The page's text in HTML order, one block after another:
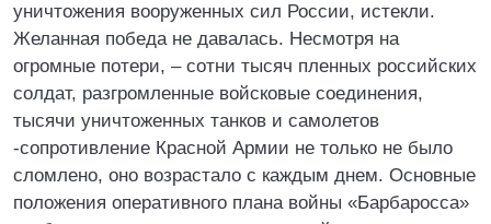
уничтожения вооруженных сил России, истекли.
Желанная победа не давалась. Несмотря на
огромные потери, – сотни тысяч пленных российских
солдат, разгромленные войсковые соединения,
тысячи уничтоженных танков и самолетов
-сопротивление Красной Армии не только не было
сломлено, оно возрастало с каждым днем. Основные
положения оперативного плана войны «Барбаросса»